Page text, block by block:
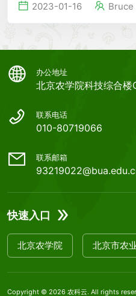
2023-01-16 Bruce
办公地址
北京农学院科技综合楼
联系电话
010-80719066
联系邮箱
快速入口
北京农学院 北京市农
Copyright © 2026 农科云. All rights